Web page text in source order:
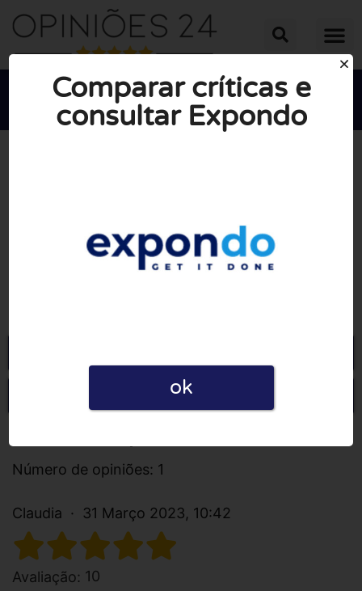

Escrever uma opinião
Número de opiniões: 1
Claudia 31 Março 2023, 10:42
Avaliação: 10
Comparar críticas e
consultar Expondo
ok